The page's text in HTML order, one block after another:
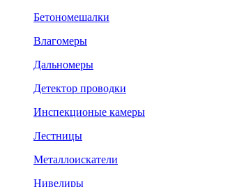
Бетономешалки
Влагомеры
Дальномеры
Детектор проводки
Инспекционые камеры
Лестницы
Металлоискатели
Нивелиры